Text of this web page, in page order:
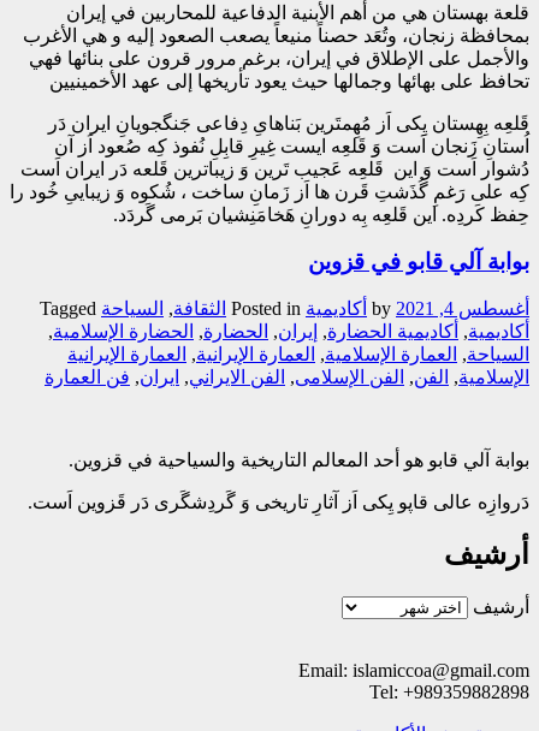
قلعة بهستان هي من أهم الأبنية الدفاعية للمحاربين في إيران
بمحافظة زنجان، وتُعَد حصناً منيعاً يصعب الصعود إليه و هي الأغرب
والأجمل على الإطلاق في إيران، برغم مرور قرون على بنائها فهي
تحافظ على بهائها وجمالها حيث يعود تأريخها إلى عهد الأخمينيين
قَلعِه بِهِستان یِکی اَز مُهِمتَرین بَناهایِ دِفاعی جَنگجویانِ ایران دَر
اُستانِ زَنجان اَست وَ قَلعِه ایست غِیرِ قابِلِ نُفوذ کِه صُعود اَز آن
دُشوار اَست وَ این قَلعِه عَجیب تَرین وَ زیباترین قَلعه دَر ایران اَست
کِه علی رَغمِ گُذَشتِ قَرن ها اَز زَمانِ ساخت ، شُکوه وَ زیباییِ خُود را
حِفظ کَردِه. این قَلعِه بِه دورانِ هَخامَنِشیان بَرمی گَردَد.
بوابة آلي قابو في قزوين
أغسطس 4, 2021 أکادیمیة Posted in الثقافة, السیاحة Tagged
أکاديمية, أکاديمية الحضارة, إيران, الحضارة, الحضارة الإسلامية,
السياحة, العمارة الإسلامیة, العمارة الإیرانیة, العمارة الإیرانیة
الإسلامیة, الفن, الفن الإسلامی, الفن الایراني, ايران, فن العمارة
بوابة آلي قابو هو أحد المعالم التاريخية والسياحية في قزوين.
دَروازِه عالی قاپو یِکی اَز آثارِ تاریخی وَ گَردِشگَری دَر قَزوین اَست.
أرشيف
أرشيف
Email: islamiccoa@gmail.com
Tel: +989359882898